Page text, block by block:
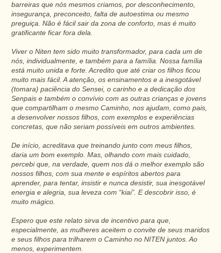
barreiras que nós mesmos criamos, por desconhecimento,
insegurança, preconceito, falta de autoestima ou mesmo
preguiça. Não é fácil sair da zona de conforto, mas é muito
gratificante ficar fora dela.
Viver o Niten tem sido muito transformador, para cada um de
nós, individualmente, e também para a família. Nossa família
está muito unida e forte. Acredito que até criar os filhos ficou
muito mais fácil. A atenção, os ensinamentos e a inesgotável
(tomara) paciência do Sensei, o carinho e a dedicação dos
Senpais e também o convívio com as outras crianças e jovens
que compartilham o mesmo Caminho, nos ajudam, como pais,
a desenvolver nossos filhos, com exemplos e experiências
concretas, que não seriam possíveis em outros ambientes.
De início, acreditava que treinando junto com meus filhos,
daria um bom exemplo. Mas, olhando com mais cuidado,
percebi que, na verdade, quem nos dá o melhor exemplo são
nossos filhos, com sua mente e espíritos abertos para
aprender, para tentar, insistir e nunca desistir, sua inesgotável
energia e alegria, sua leveza com “kiai”. E descobrir isso, é
muito mágico.
Espero que este relato sirva de incentivo para que,
especialmente, as mulheres aceitem o convite de seus maridos
e seus filhos para trilharem o Caminho no NITEN juntos. Ao
menos, experimentem.